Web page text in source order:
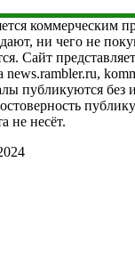
коммерческим
ни чего не
Сайт
news.rambler.ru,
публикуются без
не несёт.